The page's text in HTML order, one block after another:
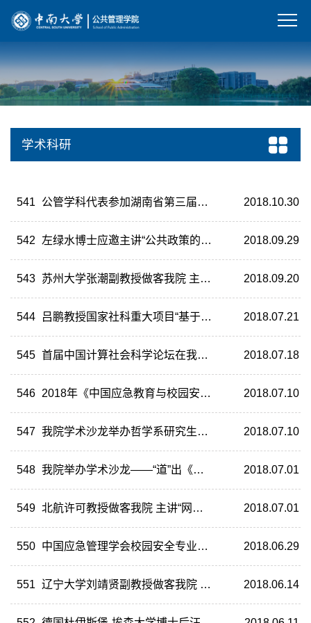
学术科研
541 公管学科代表参加湖南省第三届公共管理学科院长（系主任）论坛 2018.10.30
542 左绿水博士应邀主讲“公共政策的研究框架与逻辑方法” 2018.09.29
543 苏州大学张潮副教授做客我院 主讲“公共管理领域的质性研究设计与理论建构” 2018.09.20
544 吕鹏教授国家社科重大项目“基于大数据的反社会行为预测研究”开题报告会举行 2018.07.21
545 首届中国计算社会科学论坛在我院顺利举办 2018.07.18
546 2018年《中国应急教育与校园安全发展报告》公开发布 2018.07.10
547 我院学术沙龙举办哲学系研究生专场 2018.07.10
548 我院举办学术沙龙——“道”出《庄子》 2018.07.01
549 北航许可教授做客我院 主讲“网络交流与情绪传播研究” 2018.07.01
550 中国应急管理学会校园安全专业委员会第三届年会暨第四届“社会风险与校园安全”高端论坛在兰州大学举办 2018.06.29
551 辽宁大学刘靖贤副教授做客我院 主讲“可设想性论证及其限度”讲座 2018.06.14